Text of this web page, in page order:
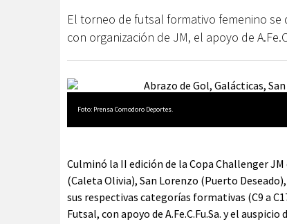
El torneo de futsal formativo femenino
con organización de JM, el apoyo de
Foto: Prensa Comodoro Deportes.
Culminó la II edición de la Copa Challenger
(Caleta Olivia), San Lorenzo (Puerto
sus respectivas categorías formativas (C9 a
Futsal, con apoyo de A.Fe.C.Fu.Sa. y el